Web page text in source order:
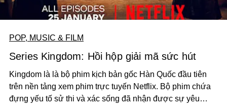
POP, MUSIC & FILM
Series Kingdom: Hồi hộp giải mã sức hút
Kingdom là là bộ phim kịch bản gốc Hàn Quốc đầu tiên
trên nền tảng xem phim trực tuyến Netflix. Bộ phim chứa
đựng yếu tố sử thi và xác sống đã nhận được sự yêu